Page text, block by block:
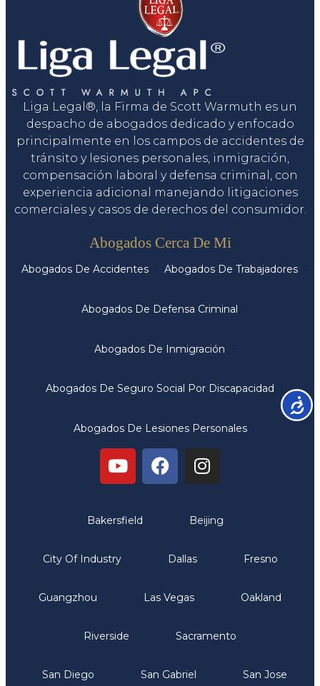
Liga Legal®, la Firma de Scott Warmuth es un
despacho de abogados dedicado y enfocado
principalmente en los campos de accidentes de
tránsito y lesiones personales, inmigración,
compensación laboral y defensa criminal, con
experiencia adicional manejando litigaciones
comerciales y casos de derechos del consumidor.
Abogados Cerca De Mi
Abogados De Accidentes Abogados De Trabajadores
Abogados De Defensa Criminal
Abogados De Inmigración
Abogados De Seguro Social Por Discapacidad
Abogados De Lesiones Personales
Bakersfield Beijing
City Of Industry Dallas Fresno
Guangzhou Las Vegas Oakland
Riverside Sacramento
San Diego San Gabriel San Jose